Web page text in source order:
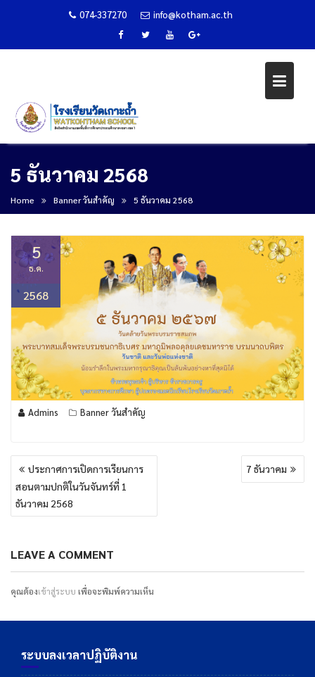
content
074-337270 info@kotham.ac.th
5 ธันวาคม 2568
Home Banner วันสำคัญ 5 ธันวาคม 2568
5
ธ.ค.
2568
Admins Banner วันสำคัญ
แนะแนว
เรื่องประกาศการเปิดการเรียนการ
สอนตามปกติในวันจันทร์ที่ 1
ธันวาคม 2568
7 ธันวาคม
LEAVE A COMMENT
คุณต้องเข้าสู่ระบบ เพื่อจะพิมพ์ความเห็น
ระบบลงเวลาปฏิบัติงาน